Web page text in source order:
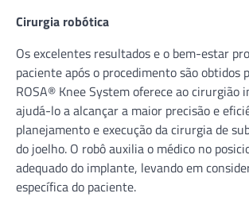
Cirurgia robótica
Os excelentes resultados e o bem-estar
paciente após o procedimento são obtidos
ROSA® Knee System oferece ao cirurgião
ajudá-lo a alcançar a maior precisão e
planejamento e execução da cirurgia de
do joelho. O robô auxilia o médico no
adequado do implante, levando em
específica do paciente.